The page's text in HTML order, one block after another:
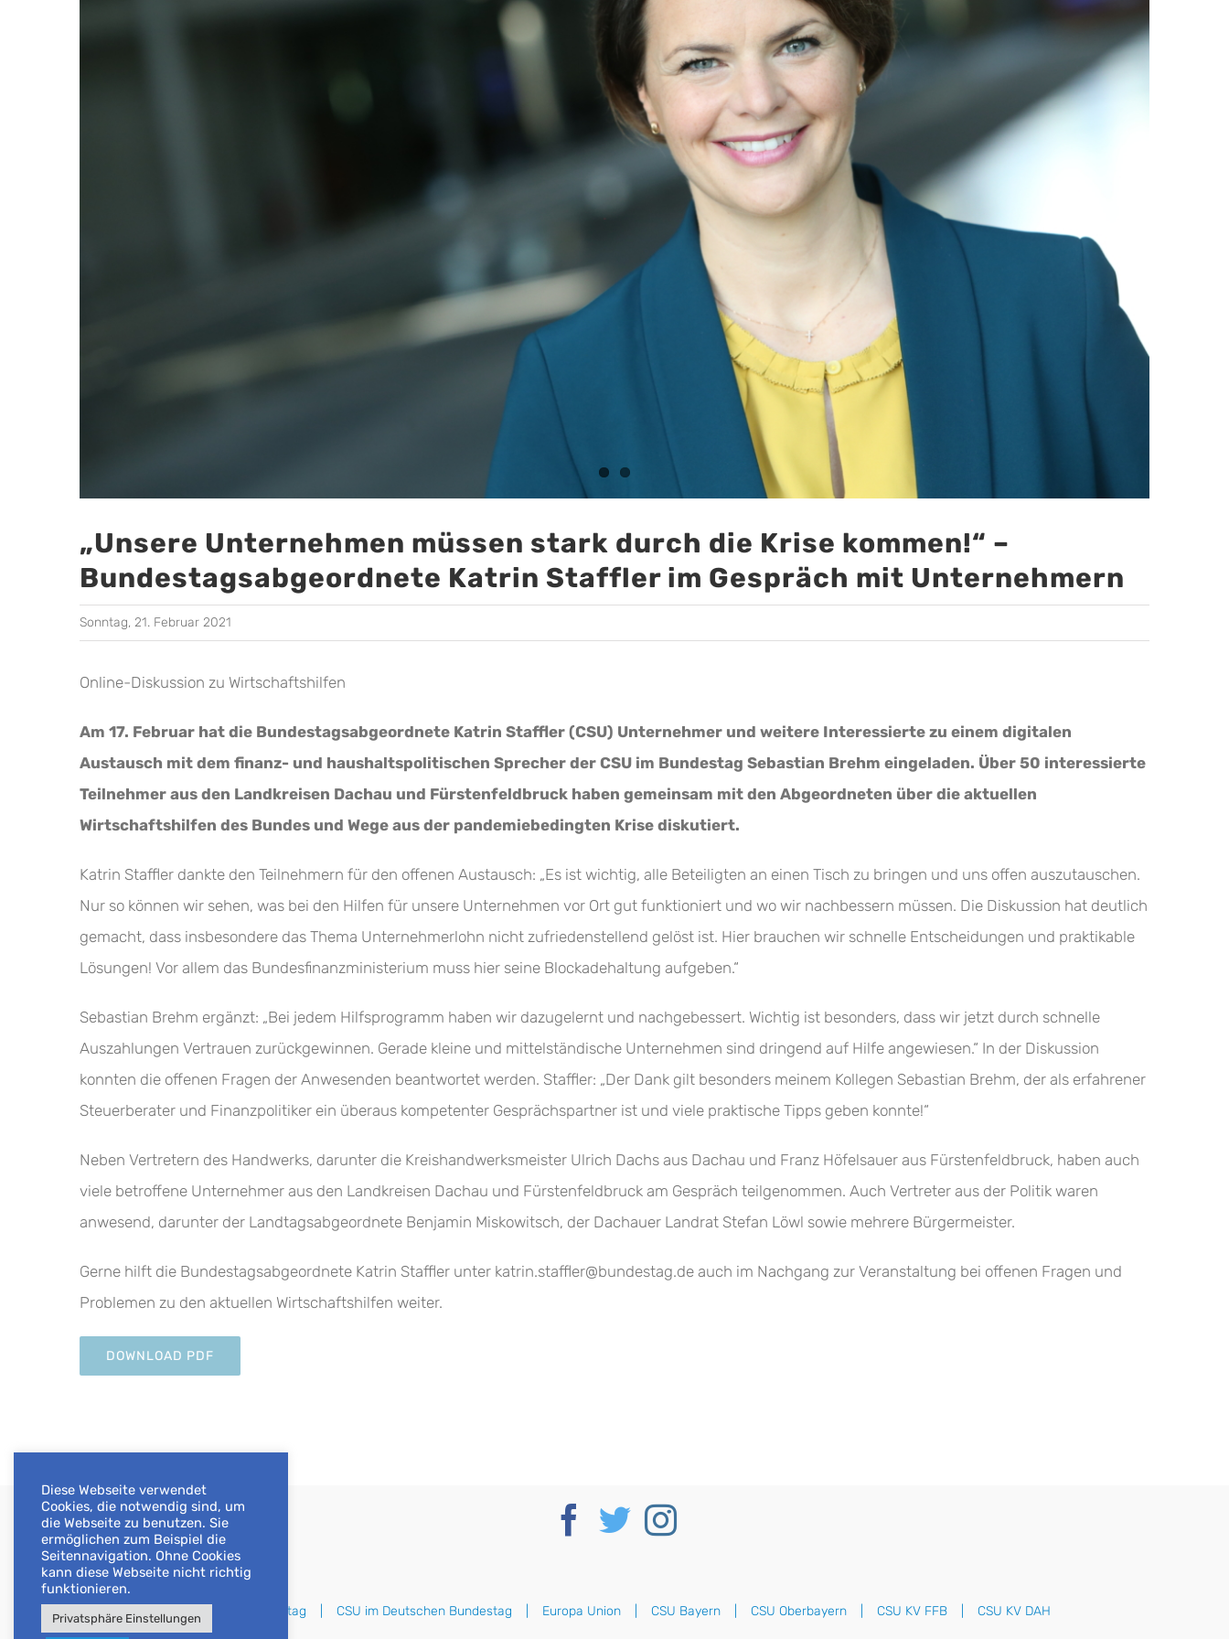
„Unsere Unternehmen müssen stark durch die Krise kommen!“ –
Bundestagsabgeordnete Katrin Staffler im Gespräch mit Unternehmern
Sonntag, 21. Februar 2021
Online-Diskussion zu Wirtschaftshilfen
Am 17. Februar hat die Bundestagsabgeordnete Katrin Staffler (CSU) Unternehmer und weitere Interessierte zu einem digitalen
Austausch mit dem finanz- und haushaltspolitischen Sprecher der CSU im Bundestag Sebastian Brehm eingeladen. Über 50 interessierte
Teilnehmer aus den Landkreisen Dachau und Fürstenfeldbruck haben gemeinsam mit den Abgeordneten über die aktuellen
Wirtschaftshilfen des Bundes und Wege aus der pandemiebedingten Krise diskutiert.
Katrin Staffler dankte den Teilnehmern für den offenen Austausch: „Es ist wichtig, alle Beteiligten an einen Tisch zu bringen und uns offen auszutauschen.
Nur so können wir sehen, was bei den Hilfen für unsere Unternehmen vor Ort gut funktioniert und wo wir nachbessern müssen. Die Diskussion hat deutlich
gemacht, dass insbesondere das Thema Unternehmerlohn nicht zufriedenstellend gelöst ist. Hier brauchen wir schnelle Entscheidungen und praktikable
Lösungen! Vor allem das Bundesfinanzministerium muss hier seine Blockadehaltung aufgeben.“
Sebastian Brehm ergänzt: „Bei jedem Hilfsprogramm haben wir dazugelernt und nachgebessert. Wichtig ist besonders, dass wir jetzt durch schnelle
Auszahlungen Vertrauen zurückgewinnen. Gerade kleine und mittelständische Unternehmen sind dringend auf Hilfe angewiesen.“ In der Diskussion
konnten die offenen Fragen der Anwesenden beantwortet werden. Staffler: „Der Dank gilt besonders meinem Kollegen Sebastian Brehm, der als erfahrener
Steuerberater und Finanzpolitiker ein überaus kompetenter Gesprächspartner ist und viele praktische Tipps geben konnte!“
Neben Vertretern des Handwerks, darunter die Kreishandwerksmeister Ulrich Dachs aus Dachau und Franz Höfelsauer aus Fürstenfeldbruck, haben auch
viele betroffene Unternehmer aus den Landkreisen Dachau und Fürstenfeldbruck am Gespräch teilgenommen. Auch Vertreter aus der Politik waren
anwesend, darunter der Landtagsabgeordnete Benjamin Miskowitsch, der Dachauer Landrat Stefan Löwl sowie mehrere Bürgermeister.
Gerne hilft die Bundestagsabgeordnete Katrin Staffler unter katrin.staffler@bundestag.de auch im Nachgang zur Veranstaltung bei offenen Fragen und
Problemen zu den aktuellen Wirtschaftshilfen weiter.
DOWNLOAD PDF
Deutscher Bundestag CSU im Deutschen Bundestag Europa Union CSU Bayern CSU Oberbayern CSU KV FFB CSU KV DAH
Diese Webseite verwendet
Cookies, die notwendig sind, um
die Webseite zu benutzen. Sie
ermöglichen zum Beispiel die
Seitennavigation. Ohne Cookies
kann diese Webseite nicht richtig
funktionieren.
Privatsphäre Einstellungen